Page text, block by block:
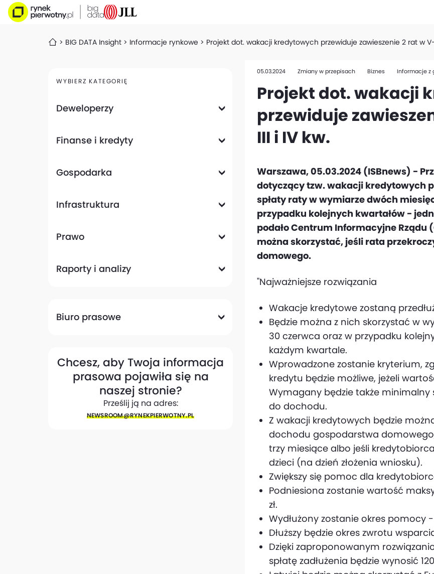
BIG DATA Insight Informacje rynkowe Projekt dot. wakacji kredytowych przewiduje zawieszenie 2 rat w V-
WYBIERZ KATEGORIĘ
Deweloperzy
Finanse i kredyty
Gospodarka
Infrastruktura
Prawo
Raporty i analizy
Biuro prasowe
Chcesz, aby Twoja informacja
prasowa pojawiła się na
naszej stronie?
Prześlij ją na adres:
NEWSROOM@​RYNEKPIERWOTNY.PL
05.03.2024 Zmiany w przepisach Biznes Informacje z
Projekt dot. wakacji
przewiduje
III i IV kw.
Warszawa, 05.03.2024 (ISBnews) -
dotyczący tzw. wakacji kredytowych
spłaty raty w wymiarze dwóch
przypadku kolejnych kwartałów -
podało Centrum Informacyjne
można skorzystać, jeśli rata
domowego.
"Najważniejsze rozwiązania
Wakacje kredytowe zostaną
Będzie można z nich skorzystać w
30 czerwca oraz w przypadku
każdym kwartale.
Wprowadzone zostanie kryterium,
kredytu będzie możliwe, jeżeli
Wymagany będzie także
do dochodu.
Z wakacji kredytowych będzie
dochodu gospodarstwa
trzy miesiące albo jeśli
dzieci (na dzień złożenia wniosku).
Zwiększy się pomoc dla
Podniesiona zostanie wartość
zł.
Wydłużony zostanie okres pomocy
Dłuższy będzie okres zwrotu
Dzięki zaproponowanym
spłatę zadłużenia będzie wynosić 120